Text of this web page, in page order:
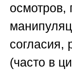
осмотров,
согласия,
(часто в